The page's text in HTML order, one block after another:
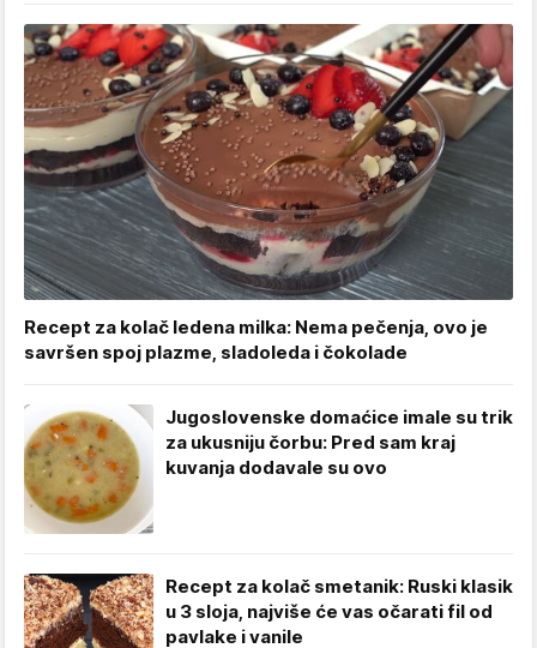
Recept za kolač ledena milka: Nema pečenja, ovo je
savršen spoj plazme, sladoleda i čokolade
Jugoslovenske domaćice imale su trik
za ukusniju čorbu: Pred sam kraj
kuvanja dodavale su ovo
Recept za kolač smetanik: Ruski klasik
u 3 sloja, najviše će vas očarati fil od
pavlake i vanile